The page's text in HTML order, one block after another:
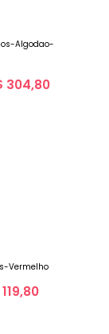
304,80